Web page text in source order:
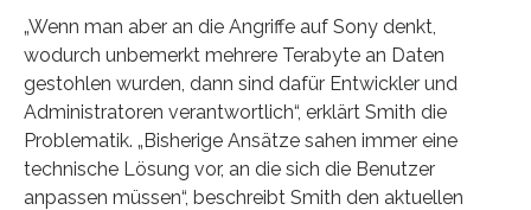
„Wenn man aber an die Angriffe auf Sony denkt,
wodurch unbemerkt mehrere Terabyte an Daten
gestohlen wurden, dann sind dafür Entwickler und
Administratoren verantwortlich“, erklärt Smith die
Problematik. „Bisherige Ansätze sahen immer eine
technische Lösung vor, an die sich die Benutzer
anpassen müssen“, beschreibt Smith den aktuellen